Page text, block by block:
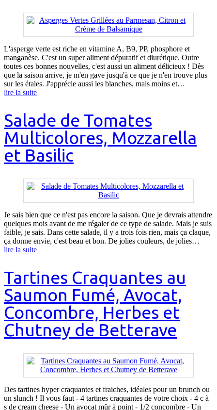
L'asperge verte est riche en vitamine A, B9, PP, phosphore et
manganèse. C'est un super aliment dépuratif et diurétique. Outre
toutes ces bonnes nouvelles, c'est aussi un aliment délicieux ! Dès
que la saison arrive, je m'en gave jusqu'à ce que je n'en trouve plus
sur les étales. J'apprécie aussi les blanches, mais moins et…
lire la suite
Salade de Tomates
Multicolores, Mozzarella
et Basilic
Je sais bien que ce n'est pas encore la saison. Que je devrais attendre
quelques mois avant de me régaler de ce type de salade. Mais je suis
faible, je sais. Dans cette salade, il y a trois fois rien, mais ça claque,
ça donne envie, c'est beau et bon. De jolies couleurs, de jolies…
lire la suite
Tartines Craquantes au
Saumon Fumé, Avocat,
Concombre, Herbes et
Chutney de Betterave
Des tartines hyper craquantes et fraiches, idéales pour un brunch ou
un slunch ! Il vous faut - 4 tartines craquantes de votre choix - 4 c à
s de cream cheese - Un avocat mûr à point - 1/2 concombre - Un